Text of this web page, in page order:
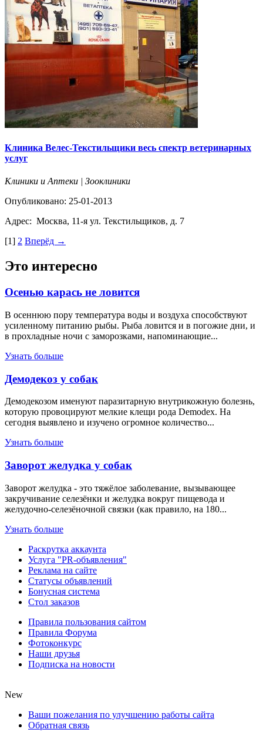
Клиника Велес-Текстильщики весь спектр ветеринарных
услуг
Клиники и Аптеки | Зооклиники
Опубликовано: 25-01-2013
Адрес: Москва, 11-я ул. Текстильщиков, д. 7
[1] 2 Вперёд →
Это интересно
Осенью карась не ловится
В осеннюю пору температура воды и воздуха способствуют
усиленному питанию рыбы. Рыба ловится и в погожие дни, и
в прохладные ночи с заморозками, напоминающие...
Узнать больше
Демодекоз у собак
Демодекозом именуют паразитарную внутрикожную болезнь,
которую провоцируют мелкие клещи рода Demodex. На
сегодня выявлено и изучено огромное количество...
Узнать больше
Заворот желудка у собак
Заворот желудка - это тяжёлое заболевание, вызывающее
закручивание селезёнки и желудка вокруг пищевода и
желудочно-селезёночной связки (как правило, на 180...
Узнать больше
Раскрутка аккаунта
Услуга "PR-объявления"
Реклама на сайте
Статусы объявлений
Бонусная система
Стол заказов
Правила пользования сайтом
Правила Форума
Фотоконкурс
Наши друзья
Подписка на новости
New
Ваши пожелания по улучшению работы сайта
Обратная связь